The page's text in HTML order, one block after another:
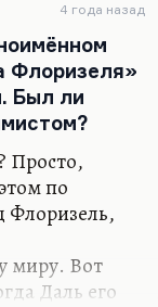
что он
принца
и Хайд». Это
я думаю,
или чем
4 года назад
Флоризеля»
Был ли
Просто,
по
Флоризель,
миру. Вот
Даль его